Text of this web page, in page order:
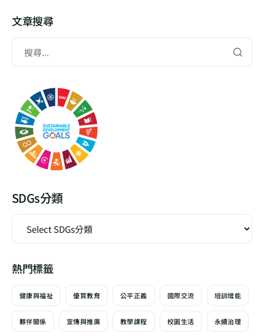
文章搜尋
SDGs分類
熱門標籤
健康與福祉 優質教育 公平正義 國際交流 培訓增能
夥伴關係 宣傳與推廣 教學課程 校園生活 永續治理